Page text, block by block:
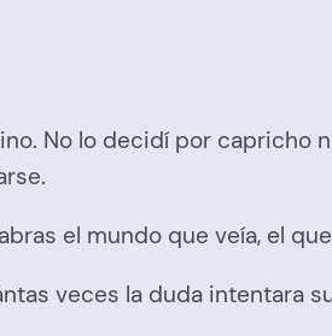
No lo decidí por
el mundo que veía, el
veces la duda intentara